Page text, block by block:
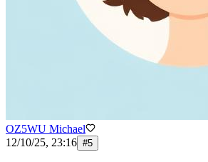
OZ5WU Michael
12/10/25, 23:16 #5